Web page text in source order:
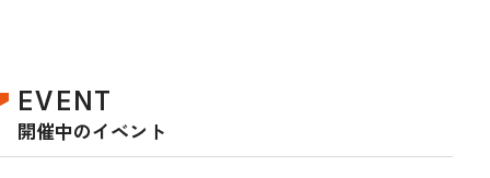
EVENT
開催中のイベント